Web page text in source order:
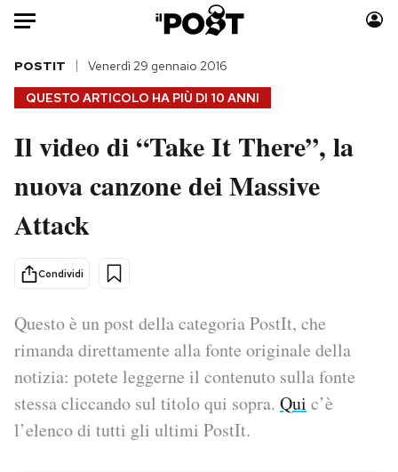
Auto
HOME
Italia
Politica
Tecnologia
Scienza
Economia
Sport
Moda
Consumismi
Altrecose
Mondiali calcio 2026
PODCAST
QUESTO ARTICOLO HA PIÙ DI 10 ANNI
POSTIT Venerdì 29 gennaio 2016
Il video di “Take It There”, la
nuova canzone dei Massive
Attack
Condividi
Questo è un post della categoria PostIt, che
rimanda direttamente alla fonte originale della
notizia: potete leggerne il contenuto sulla fonte
stessa cliccando sul titolo qui sopra. Qui c’è
l’elenco di tutti gli ultimi PostIt.